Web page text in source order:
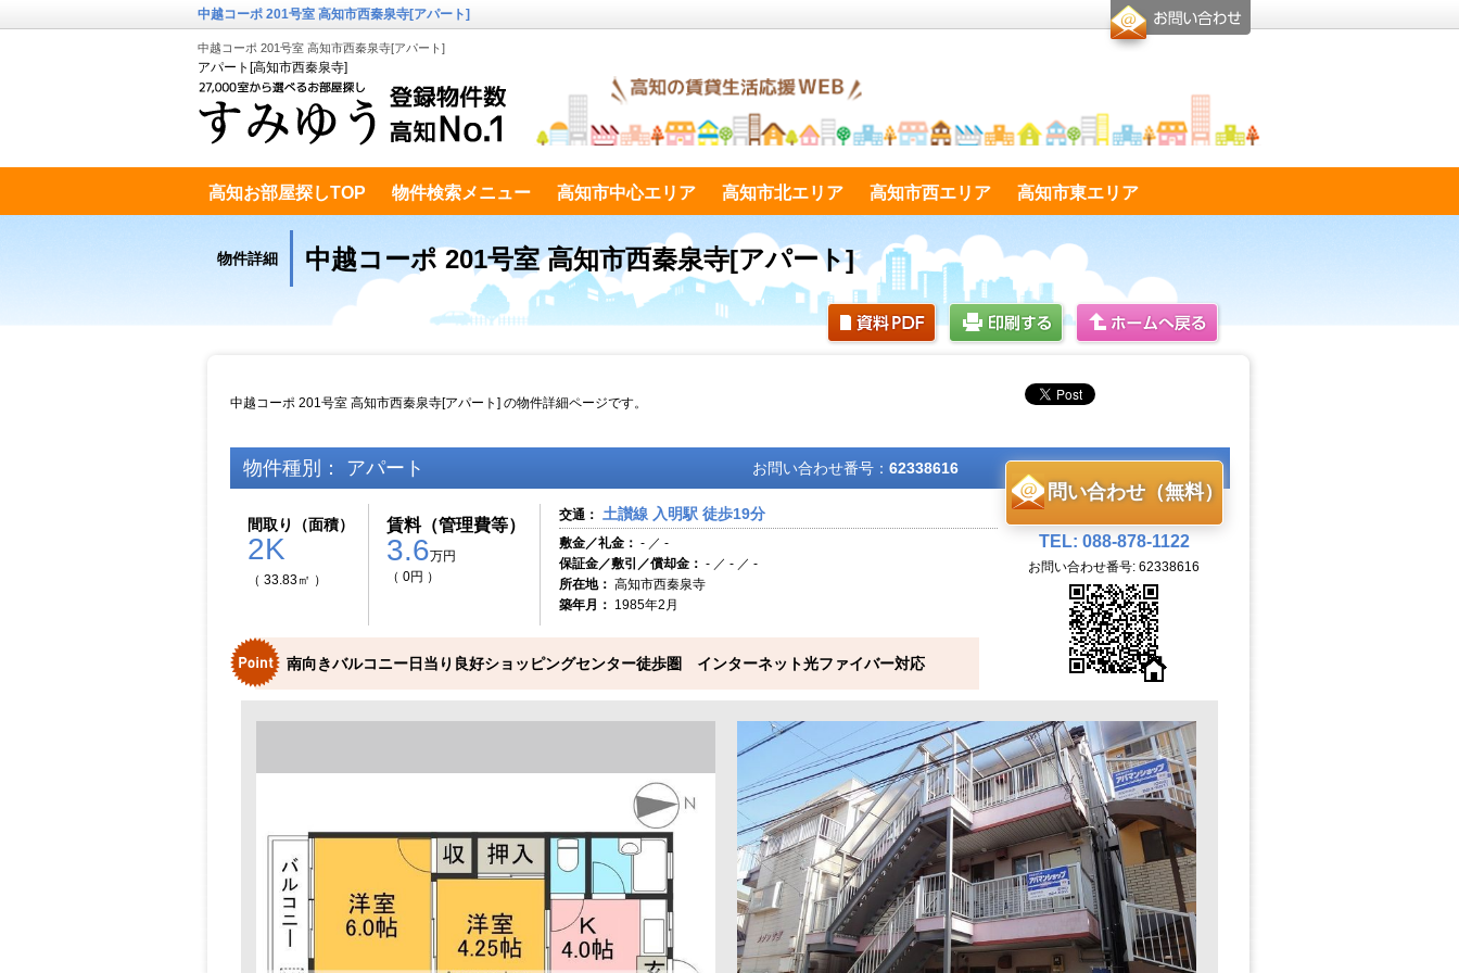
中越コーポ 201号室 高知市西秦泉寺[アパート]
中越コーポ 201号室 高知市西秦泉寺[アパート]
アパート[高知市西秦泉寺]
高知お部屋探しTOP 物件検索メニュー 高知市中心エリア 高知市北エリア 高知市西エリア 高知市東エリア
物件詳細 中越コーポ 201号室 高知市西秦泉寺[アパート]
中越コーポ 201号室 高知市西秦泉寺[アパート] の物件詳細ページです。
物件種別： アパート お問い合わせ番号： 62338616
間取り（面積）
2K
（ 33.83㎡ ）
賃料（管理費等）
3.6万円
（ 0円 ）
交通： 土讃線 入明駅 徒歩19分
敷金／礼金： - ／ -
保証金／敷引／償却金： - ／ - ／ -
所在地： 高知市西秦泉寺
築年月： 1985年2月
南向きバルコニー日当り良好ショッピングセンター徒歩圏 インターネット光ファイバー対応
問い合わせ（無料）
TEL: 088-878-1122
お問い合わせ番号: 62338616